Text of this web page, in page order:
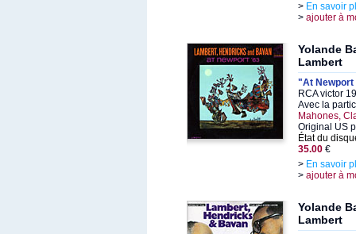
> En savoir
> ajouter à
Yolande
Lambert
"At Newport
RCA victor
Avec la
Mahones,
Original US
État du
35.00 €
> En savoir
> ajouter à
Yolande
Lambert